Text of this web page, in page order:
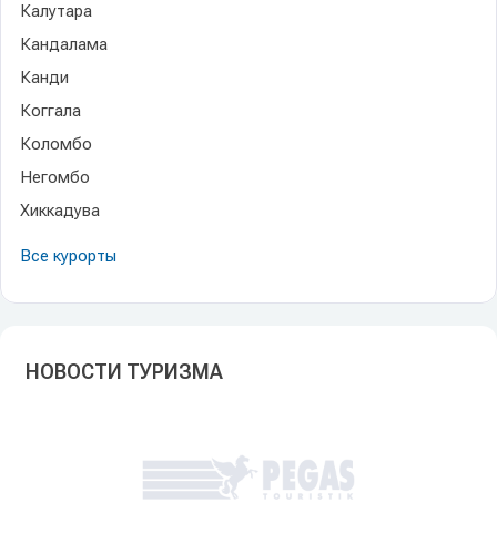
Калутара
Кандалама
Канди
Коггала
Коломбо
Негомбо
Хиккадува
Все курорты
НОВОСТИ ТУРИЗМА